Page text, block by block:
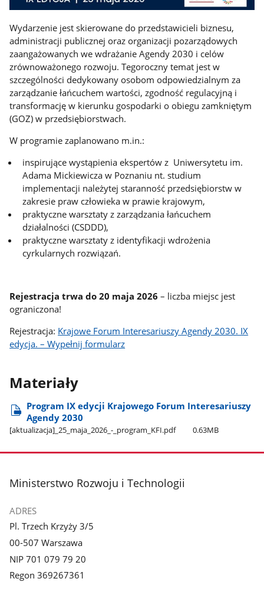
Wydarzenie jest skierowane do przedstawicieli biznesu,
administracji publicznej oraz organizacji pozarządowych
zaangażowanych we wdrażanie Agendy 2030 i celów
zrównoważonego rozwoju. Tegoroczny temat jest w
szczególności dedykowany osobom odpowiedzialnym za
zarządzanie łańcuchem wartości, zgodność regulacyjną i
transformację w kierunku gospodarki o obiegu zamkniętym
(GOZ) w przedsiębiorstwach.
W programie zaplanowano m.in.:
inspirujące wystąpienia ekspertów z Uniwersytetu im.
Adama Mickiewicza w Poznaniu nt. studium
implementacji należytej staranność przedsiębiorstw w
zakresie praw człowieka w prawie krajowym,
praktyczne warsztaty z zarządzania łańcuchem
działalności (CSDDD),
praktyczne warsztaty z identyfikacji wdrożenia
cyrkularnych rozwiązań.
Rejestracja trwa do 20 maja 2026 – liczba miejsc jest
ograniczona!
Rejestracja: Krajowe Forum Interesariuszy Agendy 2030. IX
edycja. – Wypełnij formularz
Materiały
Program IX edycji Krajowego Forum Interesariuszy
Agendy 2030
[aktualizacja]​_25​_maja​_2026​_-​_program​_KFI.pdf 0.63MB
stopka
Ministerstwo Rozwoju i Technologii
ADRES
Pl. Trzech Krzyży 3/5
00-507 Warszawa
NIP 701 079 79 20
Regon 369267361